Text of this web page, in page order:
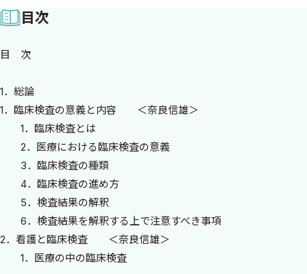
の治療に専念することが望まれる．看護という専門技能を有する
ナースは，チーム医療の中でも中心的な役割を担っている．
的に行うとなれば，すべての医療従事者が患者の病態を的確に把握
を行うことは，船頭が多いばかりで決して理想とした目的に到達
することはできないからである．
たとえば，患者の病態をめぐって種々の職種の医療従事者が一
堂に会してカンファレンスを開く場合，患者の病態を把握してお
かなければディスカッションにはならない．肝硬変の患者につい
て治療方針，看護方針を議論する場合，肝機能検査の解釈を正し
く評価することができなければ，決して理想的な結論にたどりつ
くことはできまい．
そこで，ナースにとっても，個々の患者についての臨床検査の結
果，解釈を十分に認識しておくことが不可欠といえる．すべての医
目次
目 次
1．総論
1．臨床検査の意義と内容 ＜奈良信雄＞
1．臨床検査とは
2．医療における臨床検査の意義
3．臨床検査の種類
4．臨床検査の進め方
5．検査結果の解釈
6．検査結果を解釈する上で注意すべき事項
2．看護と臨床検査 ＜奈良信雄＞
1．医療の中の臨床検査